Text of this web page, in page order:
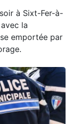
à Sixt-Fer-à-
la
emportée par